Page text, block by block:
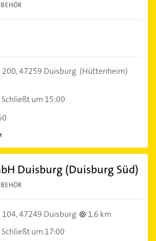
200,47259 Duisburg (Hüttenheim)
Schließt um 15:00
Duisburg (Duisburg Süd)
104,47249 Duisburg
1,6 km
Schließt um 17:00